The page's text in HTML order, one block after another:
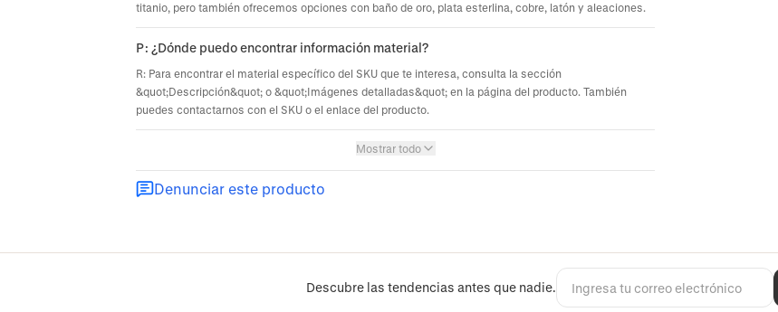
titanio, pero también ofrecemos opciones con baño de oro, plata esterlina, cobre, latón y aleaciones.
P: ¿Dónde puedo encontrar información material?
R: Para encontrar el material específico del SKU que te interesa, consulta la sección
&quot;Descripción&quot; o &quot;Imágenes detalladas&quot; en la página del producto. También
puedes contactarnos con el SKU o el enlace del producto.
Mostrar todo
Denunciar este producto
Descubre las tendencias antes que nadie.